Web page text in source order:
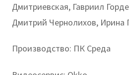
Дмитриевская, Гавриил
Дмитрий Чернолихов, Ирина
Производство: ПК Среда